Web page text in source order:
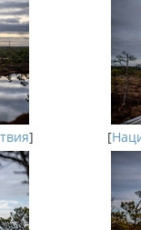
] [